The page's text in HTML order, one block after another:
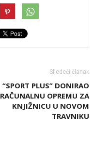
Sljedeći članak
“SPORT PLUS” DONIRAO
RAČUNALNU OPREMU ZA
KNJIŽNICU U NOVOM
TRAVNIKU